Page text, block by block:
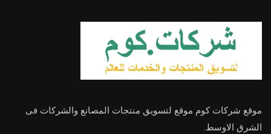
موقع شركات كوم موقع لتسويق منتجات المصانع والشركات فى
الشرق الاوسط.